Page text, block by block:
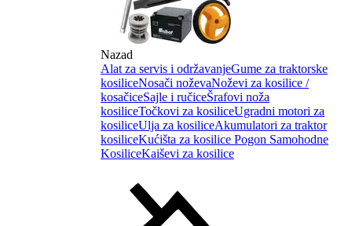
Nazad
Alat za servis i održavanjeGume za traktorske
kosiliceNosači noževaNoževi za kosilice /
kosačiceSajle i ručiceŠrafovi noža
kosiliceTočkovi za kosiliceUgradni motori za
kosiliceUlja za kosiliceAkumulatori za traktor
kosiliceKućišta za kosilice Pogon Samohodne
KosiliceKaiševi za kosilice